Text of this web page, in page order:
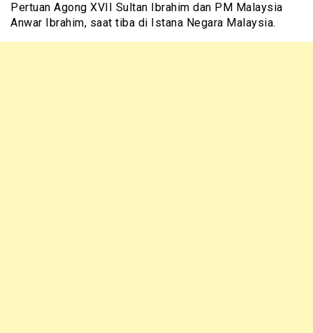
Pertuan Agong XVII Sultan Ibrahim dan PM Malaysia
Anwar Ibrahim, saat tiba di Istana Negara Malaysia.